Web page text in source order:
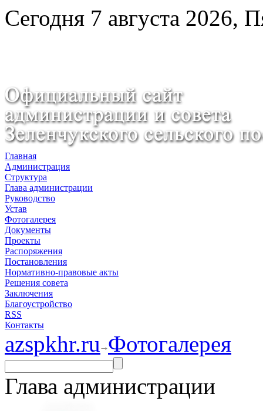
Сегодня 7 августа 2026,
Главная
Администрация
Структура
Глава администрации
Руководство
Устав
Фотогалерея
Документы
Проекты
Распоряжения
Постановления
Нормативно-правовые акты
Решения совета
Заключения
Благоустройство
RSS
Контакты
azspkhr.ru Фотогалерея
Глава администрации